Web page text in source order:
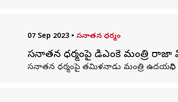
07 Sep 2023 • సనాతన ధర్మం
సనాతన ధర్మంపై డిఎంకె మంత్రి రాజా
సనాతన ధర్మంపై తమిళనాడు మంత్రి ఉదయనిధి